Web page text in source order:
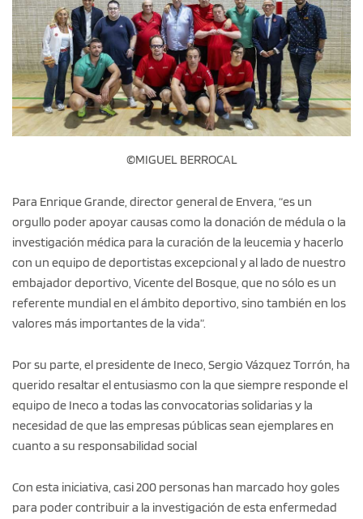
©MIGUEL BERROCAL
Para Enrique Grande, director general de Envera, “es un
orgullo poder apoyar causas como la donación de médula o la
investigación médica para la curación de la leucemia y hacerlo
con un equipo de deportistas excepcional y al lado de nuestro
embajador deportivo, Vicente del Bosque, que no sólo es un
referente mundial en el ámbito deportivo, sino también en los
valores más importantes de la vida”.
Por su parte, el presidente de Ineco, Sergio Vázquez Torrón, ha
querido resaltar el entusiasmo con la que siempre responde el
equipo de Ineco a todas las convocatorias solidarias y la
necesidad de que las empresas públicas sean ejemplares en
cuanto a su responsabilidad social
Con esta iniciativa, casi 200 personas han marcado hoy goles
para poder contribuir a la investigación de esta enfermedad